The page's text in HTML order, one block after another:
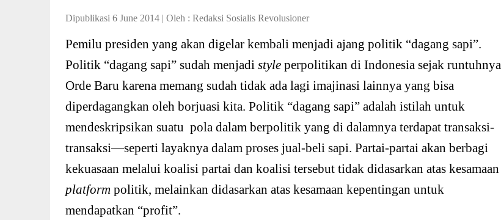
Dipublikasi 6 June 2014 | Oleh : Redaksi Sosialis Revolusioner
Pemilu presiden yang akan digelar kembali menjadi ajang politik “dagang sapi”.
Politik “dagang sapi” sudah menjadi style perpolitikan di Indonesia sejak runtuhnya
Orde Baru karena memang sudah tidak ada lagi imajinasi lainnya yang bisa
diperdagangkan oleh borjuasi kita. Politik “dagang sapi” adalah istilah untuk
mendeskripsikan suatu pola dalam berpolitik yang di dalamnya terdapat transaksi-
transaksi—seperti layaknya dalam proses jual-beli sapi. Partai-partai akan berbagi
kekuasaan melalui koalisi partai dan koalisi tersebut tidak didasarkan atas kesamaan
platform politik, melainkan didasarkan atas kesamaan kepentingan untuk
mendapatkan “profit”.